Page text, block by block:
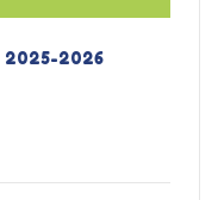
2025-2026